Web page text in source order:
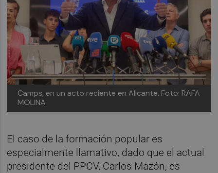
Camps, en un acto reciente en Alicante. Foto: RAFA
MOLINA
El caso de la formación popular es
especialmente llamativo, dado que el actual
presidente del PPCV, Carlos Mazón, es